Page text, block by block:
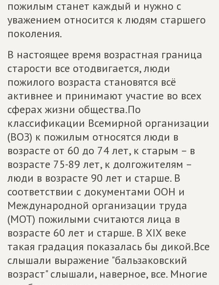
пожилым станет каждый и нужно с
уважением относится к людям старшего
поколения.
В настоящее время возрастная граница
старости все отодвигается, люди
пожилого возраста становятся всё
активнее и принимают участие во всех
сферах жизни общества.По
классификации Всемирной организации
(ВОЗ) к пожилым относятся люди в
возрасте от 60 до 74 лет, к старым – в
возрасте 75-89 лет, к долгожителям –
люди в возрасте 90 лет и старше. В
соответствии с документами ООН и
Международной организации труда
(МОТ) пожилыми считаются лица в
возрасте 60 лет и старше. В XIX веке
такая градация показалась бы дикой.Все
слышали выражение "бальзаковский
возраст" слышали, наверное, все. Многие